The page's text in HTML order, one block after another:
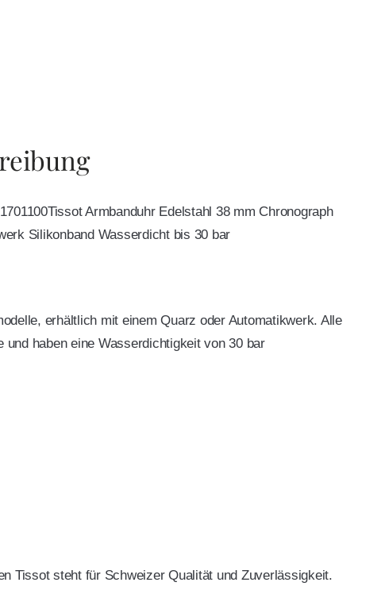
Armbanduhr Edelstahl 38 mm Chronograph
Silikonband Wasserdicht bis 30 bar
erhältlich mit einem Quarz oder Automatikwerk. Alle
und haben eine Wasserdichtigkeit von 30 bar
Tissot steht für Schweizer Qualität und Zuverlässigkeit.